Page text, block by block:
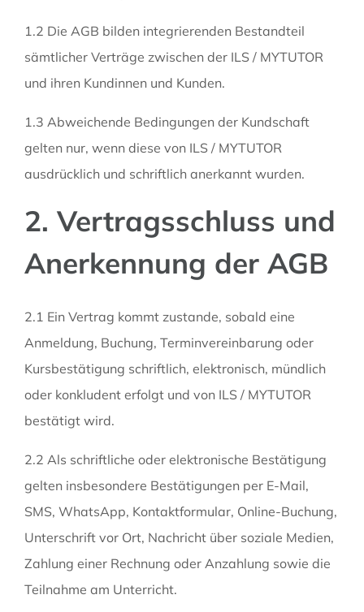
1.2 Die AGB bilden integrierenden Bestandteil
sämtlicher Verträge zwischen der ILS / MYTUTOR
und ihren Kundinnen und Kunden.
1.3 Abweichende Bedingungen der Kundschaft
gelten nur, wenn diese von ILS / MYTUTOR
ausdrücklich und schriftlich anerkannt wurden.
2. Vertragsschluss und
Anerkennung der AGB
2.1 Ein Vertrag kommt zustande, sobald eine
Anmeldung, Buchung, Terminvereinbarung oder
Kursbestätigung schriftlich, elektronisch, mündlich
oder konkludent erfolgt und von ILS / MYTUTOR
bestätigt wird.
2.2 Als schriftliche oder elektronische Bestätigung
gelten insbesondere Bestätigungen per E-Mail,
SMS, WhatsApp, Kontaktformular, Online-Buchung,
Unterschrift vor Ort, Nachricht über soziale Medien,
Zahlung einer Rechnung oder Anzahlung sowie die
Teilnahme am Unterricht.